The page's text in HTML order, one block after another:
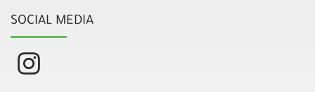
SOCIAL MEDIA